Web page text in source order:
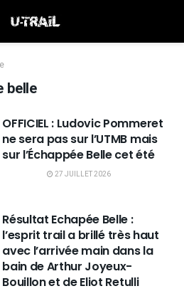
belle
OFFICIEL : Ludovic Pommeret
ne sera pas sur l’UTMB mais
sur l’Échappée Belle cet été
27 JUILLET 2026
Résultat Echapée Belle :
l’esprit trail a brillé très haut
avec l’arrivée main dans la
bain de Arthur Joyeux-
Bouillon et de Eliot Retulli